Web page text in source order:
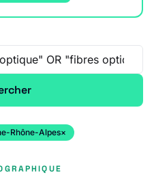
Rhône-Alpes×